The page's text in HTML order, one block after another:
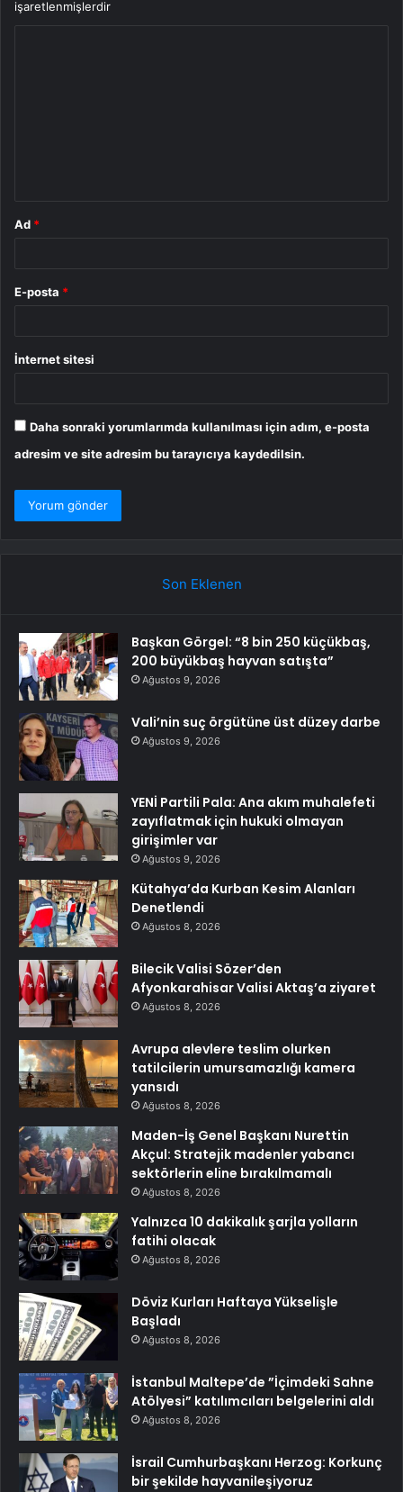
işaretlenmişlerdir
Ad *
E-posta *
İnternet sitesi
Daha sonraki yorumlarımda kullanılması için adım, e-posta
adresim ve site adresim bu tarayıcıya kaydedilsin.
Son Eklenen
Başkan Görgel: “8 bin 250 küçükbaş,
200 büyükbaş hayvan satışta”
Ağustos 9, 2026
Vali’nin suç örgütüne üst düzey darbe
Ağustos 9, 2026
YENİ Partili Pala: Ana akım muhalefeti
zayıflatmak için hukuki olmayan
girişimler var
Ağustos 9, 2026
Kütahya’da Kurban Kesim Alanları
Denetlendi
Ağustos 8, 2026
Bilecik Valisi Sözer’den
Afyonkarahisar Valisi Aktaş’a ziyaret
Ağustos 8, 2026
Avrupa alevlere teslim olurken
tatilcilerin umursamazlığı kamera
yansıdı
Ağustos 8, 2026
Maden-İş Genel Başkanı Nurettin
Akçul: Stratejik madenler yabancı
sektörlerin eline bırakılmamalı
Ağustos 8, 2026
Yalnızca 10 dakikalık şarjla yolların
fatihi olacak
Ağustos 8, 2026
Döviz Kurları Haftaya Yükselişle
Başladı
Ağustos 8, 2026
İstanbul Maltepe’de ”İçimdeki Sahne
Atölyesi” katılımcıları belgelerini aldı
Ağustos 8, 2026
İsrail Cumhurbaşkanı Herzog: Korkunç
bir şekilde hayvanileşiyoruz